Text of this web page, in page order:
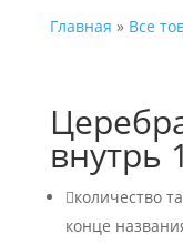
Главная » Все
внутрь
количество
конце